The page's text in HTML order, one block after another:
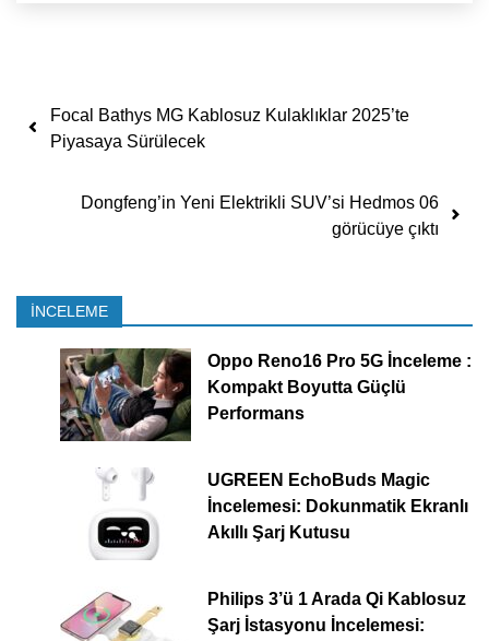
Yazı dolaşımı
Focal Bathys MG Kablosuz Kulaklıklar 2025’te
Piyasaya Sürülecek
Dongfeng’in Yeni Elektrikli SUV’si Hedmos 06
görücüye çıktı
İNCELEME
Oppo Reno16 Pro 5G İnceleme :
Kompakt Boyutta Güçlü
Performans
UGREEN EchoBuds Magic
İncelemesi: Dokunmatik Ekranlı
Akıllı Şarj Kutusu
Philips 3’ü 1 Arada Qi Kablosuz
Şarj İstasyonu İncelemesi: